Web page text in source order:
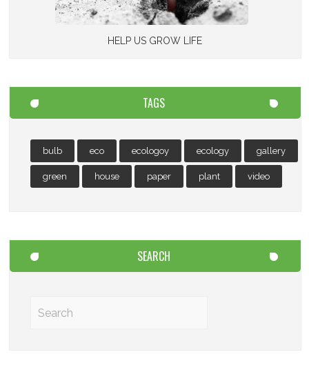
HELP US GROW LIFE
TAGS
bulb eco ecologoy ecology gallery
green house paper plant video
SEARCH